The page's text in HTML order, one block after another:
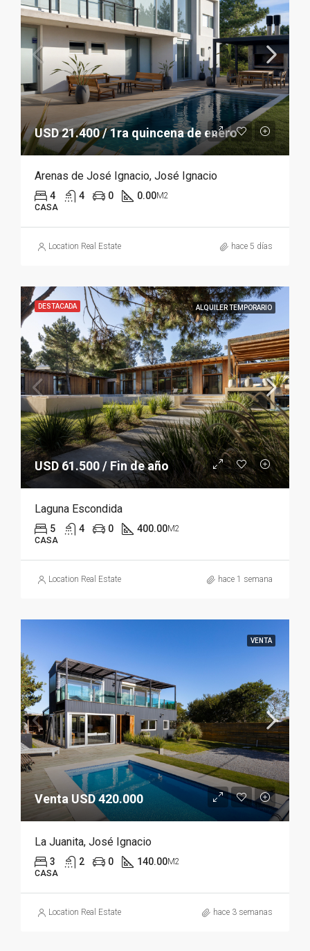
USD 21.400 / 1ra quincena de enero
Arenas de José Ignacio, José Ignacio
4 4 0 0.00M2
CASA
Location Real Estate hace 5 días
DESTACADA ALQUILER TEMPORARIO
USD 61.500 / Fin de año
Laguna Escondida
5 4 0 400.00M2
CASA
Location Real Estate hace 1 semana
VENTA
Venta USD 420.000
La Juanita, José Ignacio
3 2 0 140.00M2
CASA
Location Real Estate hace 3 semanas